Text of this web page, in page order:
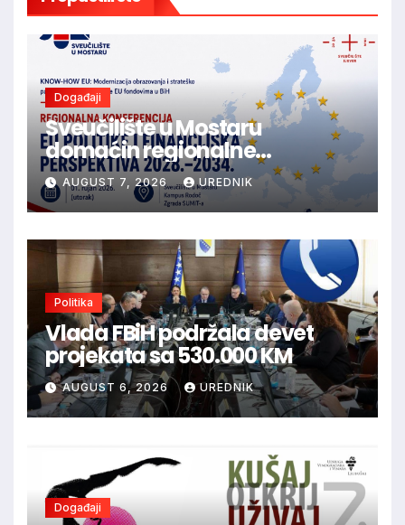
Događaji
Sveučilište u Mostaru
domaćin regionalne
konferencije o budućnosti EU
politika i financijske
perspektive 2028.–2034.
AUGUST 7, 2026 UREDNIK
Politika
Vlada FBiH podržala devet
projekata sa 530.000 KM
AUGUST 6, 2026 UREDNIK
Događaji